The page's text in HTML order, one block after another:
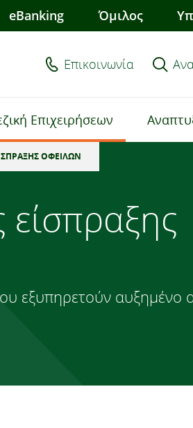
eBanking Όμιλος
Επικοινωνία
Επιχειρήσεων
ΟΦΕΙΛΩΝ
είσπραξης
εξυπηρετούν αυξημένο